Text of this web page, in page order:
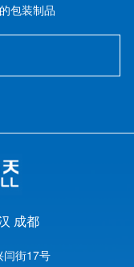
包装制品
成都
闫街17号